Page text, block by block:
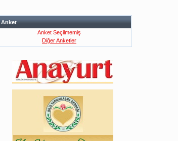
Anket
Anket Seçilmemiş
Diğer Anketler